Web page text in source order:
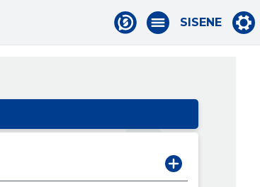
SISENE